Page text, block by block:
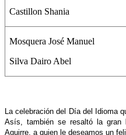
Castillon Shania
Mosquera José Manuel
Silva Dairo Abel
La celebración del Día del Idioma
Asís, también se resaltó la gran
Aguirre, a quien le deseamos un